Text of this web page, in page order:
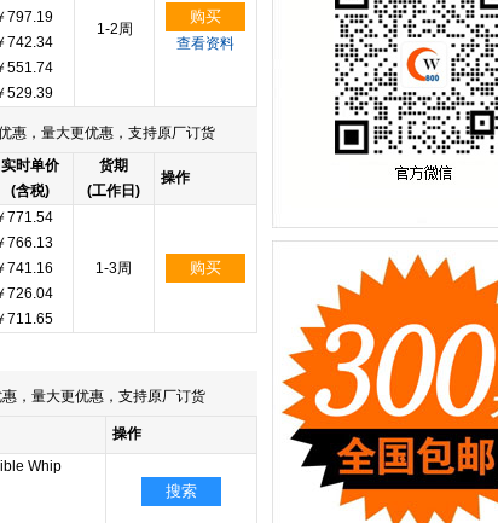
797.19
742.34
551.74
529.39
1-2周
购买
查看资料
惠，量大更优惠，支持原厂订货
实时单价
(含税)
货期
(工作日)
操作
771.54
766.13
741.16
726.04
711.65
1-3周 购买
，量大更优惠，支持原厂订货
操作
Whip
搜索